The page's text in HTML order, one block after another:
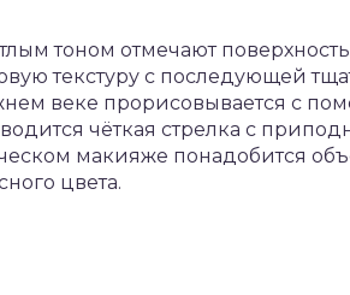
тоном отмечают
текстуру с последующей
веке прорисовывается с
чёткая стрелка с
макияже понадобится
цвета.